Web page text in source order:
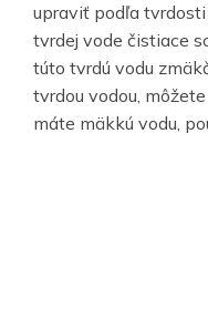
upraviť podľa
tvrdej vode čistiace
túto tvrdú vodu
tvrdou vodou,
máte mäkkú vodu,